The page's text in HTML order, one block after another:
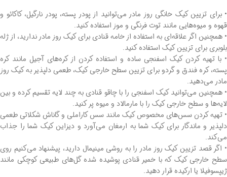
• برای تزیین کیک خانگی روز مادر می‌توانید از پودر پسته، پودر نارگیل، کاکائو و
قهوه و میوه‌هایی مانند توت ‌فرنگی و موز استفاده کنید.
• همچنین اگر علاقه‌ای به استفاده از خامه قنادی برای کیک روز مادر ندارید، از ژله
بلوبری برای تزیین کیک استفاده کنید.
• با تهیه کردن کیک اسفنجی ساده و استفاده کردن از کره‌های آجیل مانند کره
پسته، کره فندق و گردو برای تزیین سطح خارجی کیک، طعمی دلپذیر به کیک روز
مادر می‌دهید.
• همچنین می‌توانید کیک اسفنجی را با چاقو قنادی به چند لایه تقسیم کرده و بین
لایه‌ها و سطح خارجی کیک را با مارمالاد و میوه پر کنید.
• تهیه کردن سس‌های مخصوص کیک مانند سس کاراملی و گاناش شکلاتی طعمی
دلپذیر و ماندگار برای کیک شما به ارمغان می‌آورد و دیزاین کیک شما را جذاب
می‌کند.
• اگر قصد تزیین کیک روز مادر را به روشی مینیمال دارید، پیشنهاد می‌کنیم روی
سطح خارجی کیک که با خمیر قنادی پوشیده شده گل‌های طبیعی کوچکی مانند
ژیپسوفیلا یا ارکیده قرار دهید.